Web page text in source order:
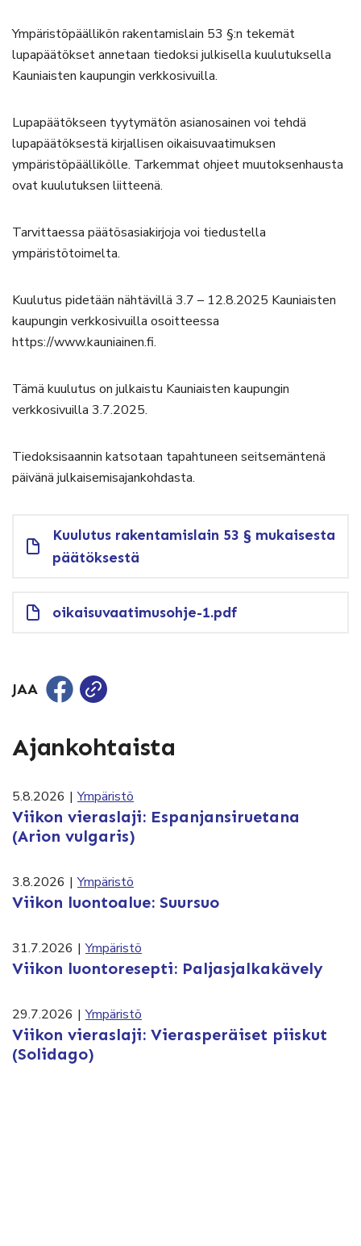
Ympäristöpäällikön rakentamislain 53 §:n tekemät
lupapäätökset annetaan tiedoksi julkisella kuulutuksella
Kauniaisten kaupungin verkkosivuilla.
Lupapäätökseen tyytymätön asianosainen voi tehdä
lupapäätöksestä kirjallisen oikaisuvaatimuksen
ympäristöpäällikölle. Tarkemmat ohjeet muutoksenhausta
ovat kuulutuksen liitteenä.
Tarvittaessa päätösasiakirjoja voi tiedustella
ympäristötoimelta.
Kuulutus pidetään nähtävillä 3.7 – 12.8.2025 Kauniaisten
kaupungin verkkosivuilla osoitteessa
https://www.kauniainen.fi.
Tämä kuulutus on julkaistu Kauniaisten kaupungin
verkkosivuilla 3.7.2025.
Tiedoksisaannin katsotaan tapahtuneen seitsemäntenä
päivänä julkaisemisajankohdasta.
Kuulutus rakentamislain 53 § mukaisesta
päätöksestä
oikaisuvaatimusohje-1.pdf
JAA
Ajankohtaista
5.8.2026 | Ympäristö
Viikon vieraslaji: Espanjansiruetana
(Arion vulgaris)
3.8.2026 | Ympäristö
Viikon luontoalue: Suursuo
31.7.2026 | Ympäristö
Viikon luontoresepti: Paljasjalkakävely
29.7.2026 | Ympäristö
Viikon vieraslaji: Vierasperäiset piiskut
(Solidago)